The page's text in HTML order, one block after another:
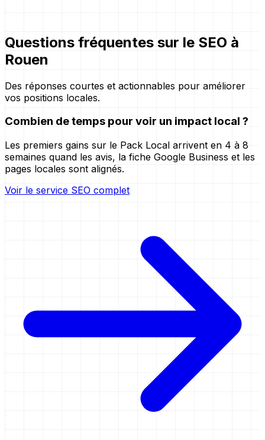
Questions fréquentes sur le SEO à
Rouen
Des réponses courtes et actionnables pour améliorer
vos positions locales.
Combien de temps pour voir un impact local ?
Les premiers gains sur le Pack Local arrivent en 4 à 8
semaines quand les avis, la fiche Google Business et les
pages locales sont alignés.
Voir le service SEO complet